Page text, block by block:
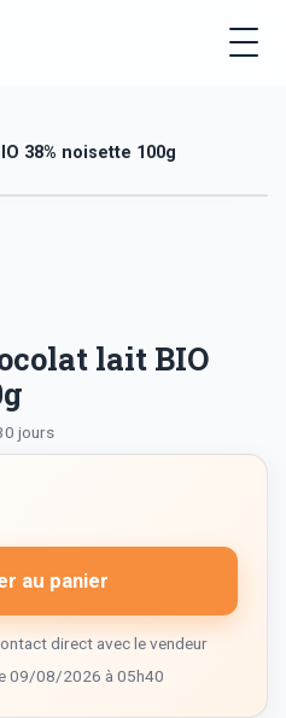
38% noisette 100g
lait BIO
jours
au panier
direct avec le vendeur
09/08/2026 à 05h40